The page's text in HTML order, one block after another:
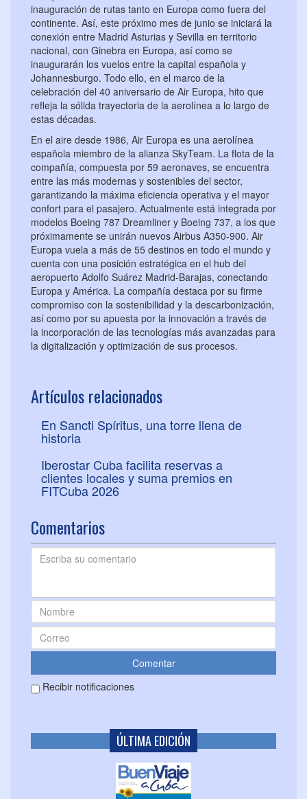
inauguración de rutas tanto en Europa como fuera del
continente. Así, este próximo mes de junio se iniciará la
conexión entre Madrid Asturias y Sevilla en territorio
nacional, con Ginebra en Europa, así como se
inaugurarán los vuelos entre la capital española y
Johannesburgo. Todo ello, en el marco de la
celebración del 40 aniversario de Air Europa, hito que
refleja la sólida trayectoria de la aerolínea a lo largo de
estas décadas.
En el aire desde 1986, Air Europa es una aerolínea
española miembro de la alianza SkyTeam. La flota de la
compañía, compuesta por 59 aeronaves, se encuentra
entre las más modernas y sostenibles del sector,
garantizando la máxima eficiencia operativa y el mayor
confort para el pasajero. Actualmente está integrada por
modelos Boeing 787 Dreamliner y Boeing 737, a los que
próximamente se unirán nuevos Airbus A350-900. Air
Europa vuela a más de 55 destinos en todo el mundo y
cuenta con una posición estratégica en el hub del
aeropuerto Adolfo Suárez Madrid-Barajas, conectando
Europa y América. La compañía destaca por su firme
compromiso con la sostenibilidad y la descarbonización,
así como por su apuesta por la innovación a través de
la incorporación de las tecnologías más avanzadas para
la digitalización y optimización de sus procesos.
Artículos relacionados
En Sancti Spíritus, una torre llena de
historia
Iberostar Cuba facilita reservas a
clientes locales y suma premios en
FITCuba 2026
Comentarios
Recibir notificaciones
ÚLTIMA EDICIÓN